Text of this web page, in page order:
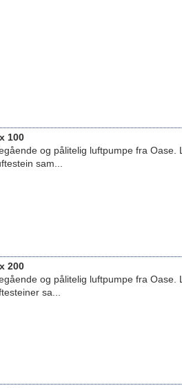
100
og pålitelig luftpumpe fra Oase.
sam...
200
og pålitelig luftpumpe fra Oase.
sa...